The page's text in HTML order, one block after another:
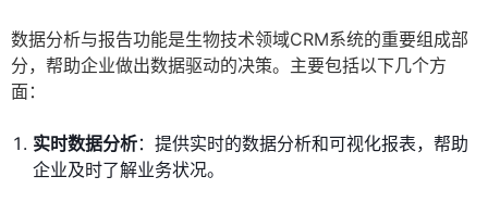
数据分析与报告功能是生物技术领域CRM系统的重要组成部
分，帮助企业做出数据驱动的决策。主要包括以下几个方
面：
实时数据分析：提供实时的数据分析和可视化报表，帮助
企业及时了解业务状况。